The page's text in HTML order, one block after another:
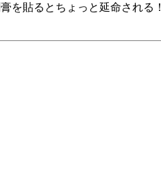
を貼るとちょっと延命される！